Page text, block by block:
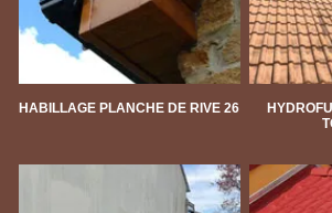
HABILLAGE PLANCHE DE RIVE 26